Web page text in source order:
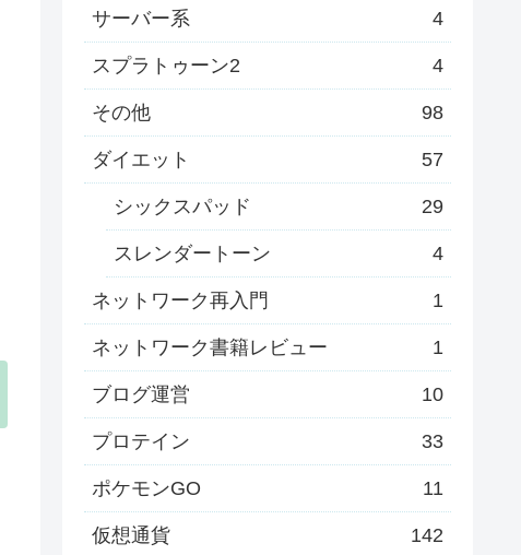
サーバー系 4
スプラトゥーン2 4
その他 98
ダイエット 57
シックスパッド 29
スレンダートーン 4
ネットワーク再入門 1
ネットワーク書籍レビュー 1
ブログ運営 10
プロテイン 33
ポケモンGO 11
仮想通貨 142